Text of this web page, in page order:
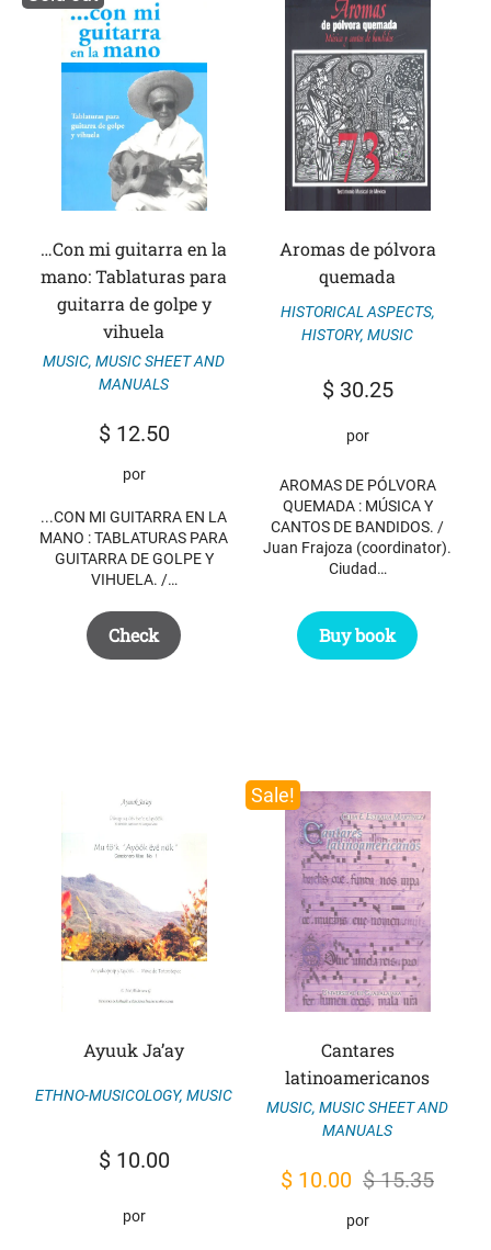
…Con mi guitarra en la
mano: Tablaturas para
guitarra de golpe y
vihuela
MUSIC, MUSIC SHEET AND
MANUALS
$12.50
por
...CON MI GUITARRA EN LA
MANO : TABLATURAS PARA
GUITARRA DE GOLPE Y
VIHUELA. /…
Check
Aromas de pólvora
quemada
HISTORICAL ASPECTS,
HISTORY, MUSIC
$30.25
por
AROMAS DE PÓLVORA
QUEMADA : MÚSICA Y
CANTOS DE BANDIDOS. /
Juan Frajoza (coordinator).
Ciudad…
Buy book
Ayuuk Ja’ay
ETHNO-MUSICOLOGY, MUSIC
$10.00
por
Sale!
Cantares
latinoamericanos
MUSIC, MUSIC SHEET AND
MANUALS
$15.35
Original
price
$ 10.00 Current
price
por